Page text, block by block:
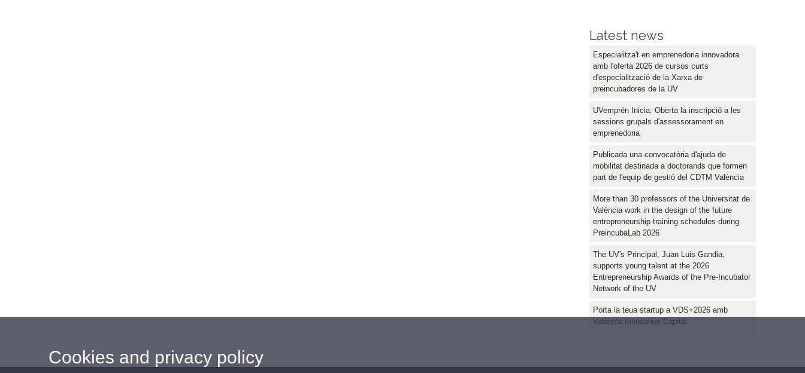
Latest news
Especialitza't en emprenedoria innovadora
amb l'oferta 2026 de cursos curts
d'especialització de la Xarxa de
preincubadores de la UV
UVemprén Inicia: Oberta la inscripció a les
sessions grupals d'assessorament en
emprenedoria
Publicada una convocatòria d'ajuda de
mobilitat destinada a doctorands que formen
part de l'equip de gestió del CDTM València
More than 30 professors of the Universitat de
València work in the design of the future
entrepreneurship training schedules during
PreincubaLab 2026
The UV's Principal, Juan Luis Gandia,
supports young talent at the 2026
Entrepreneurship Awards of the Pre-Incubator
Network of the UV
Porta la teua startup a VDS+2026 amb
València Innovation Capital
Cookies and privacy policy